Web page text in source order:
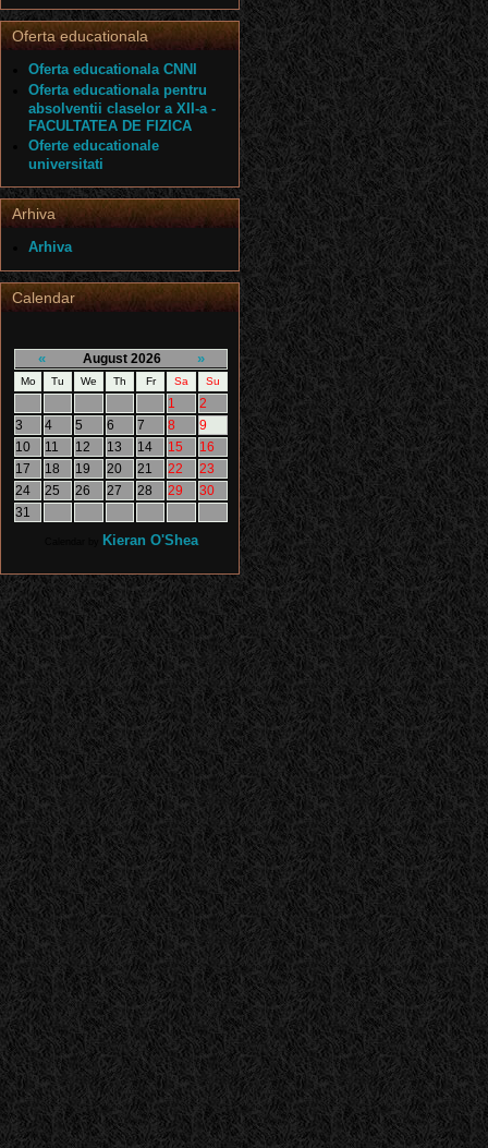
Oferta educationala
Oferta educationala CNNI
Oferta educationala pentru
absolventii claselor a XII-a -
FACULTATEA DE FIZICA
Oferte educationale
universitati
Arhiva
Arhiva
Calendar
« August 2026 »
Mo Tu We Th Fr Sa Su
1
2
3
4 5 6 7 8
9
10
11 12 13 14 15
16
17
18 19 20 21 22
23
24
25 26 27 28 29
30
31
Kieran O'Shea